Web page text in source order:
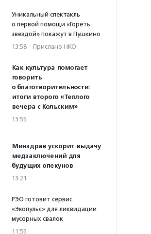
Уникальный спектакль
о первой помощи «Гореть
звездой» покажут в Пушкино
13:58 · Прислано НКО
Как культура помогает
говорить
о благотворительности:
итоги второго «Теплого
вечера с Кольским»
13:55
Минздрав ускорит выдачу
медзаключений для
будущих опекунов
13:21
РЭО готовит сервис
«Экопульс» для ликвидации
мусорных свалок
11:55